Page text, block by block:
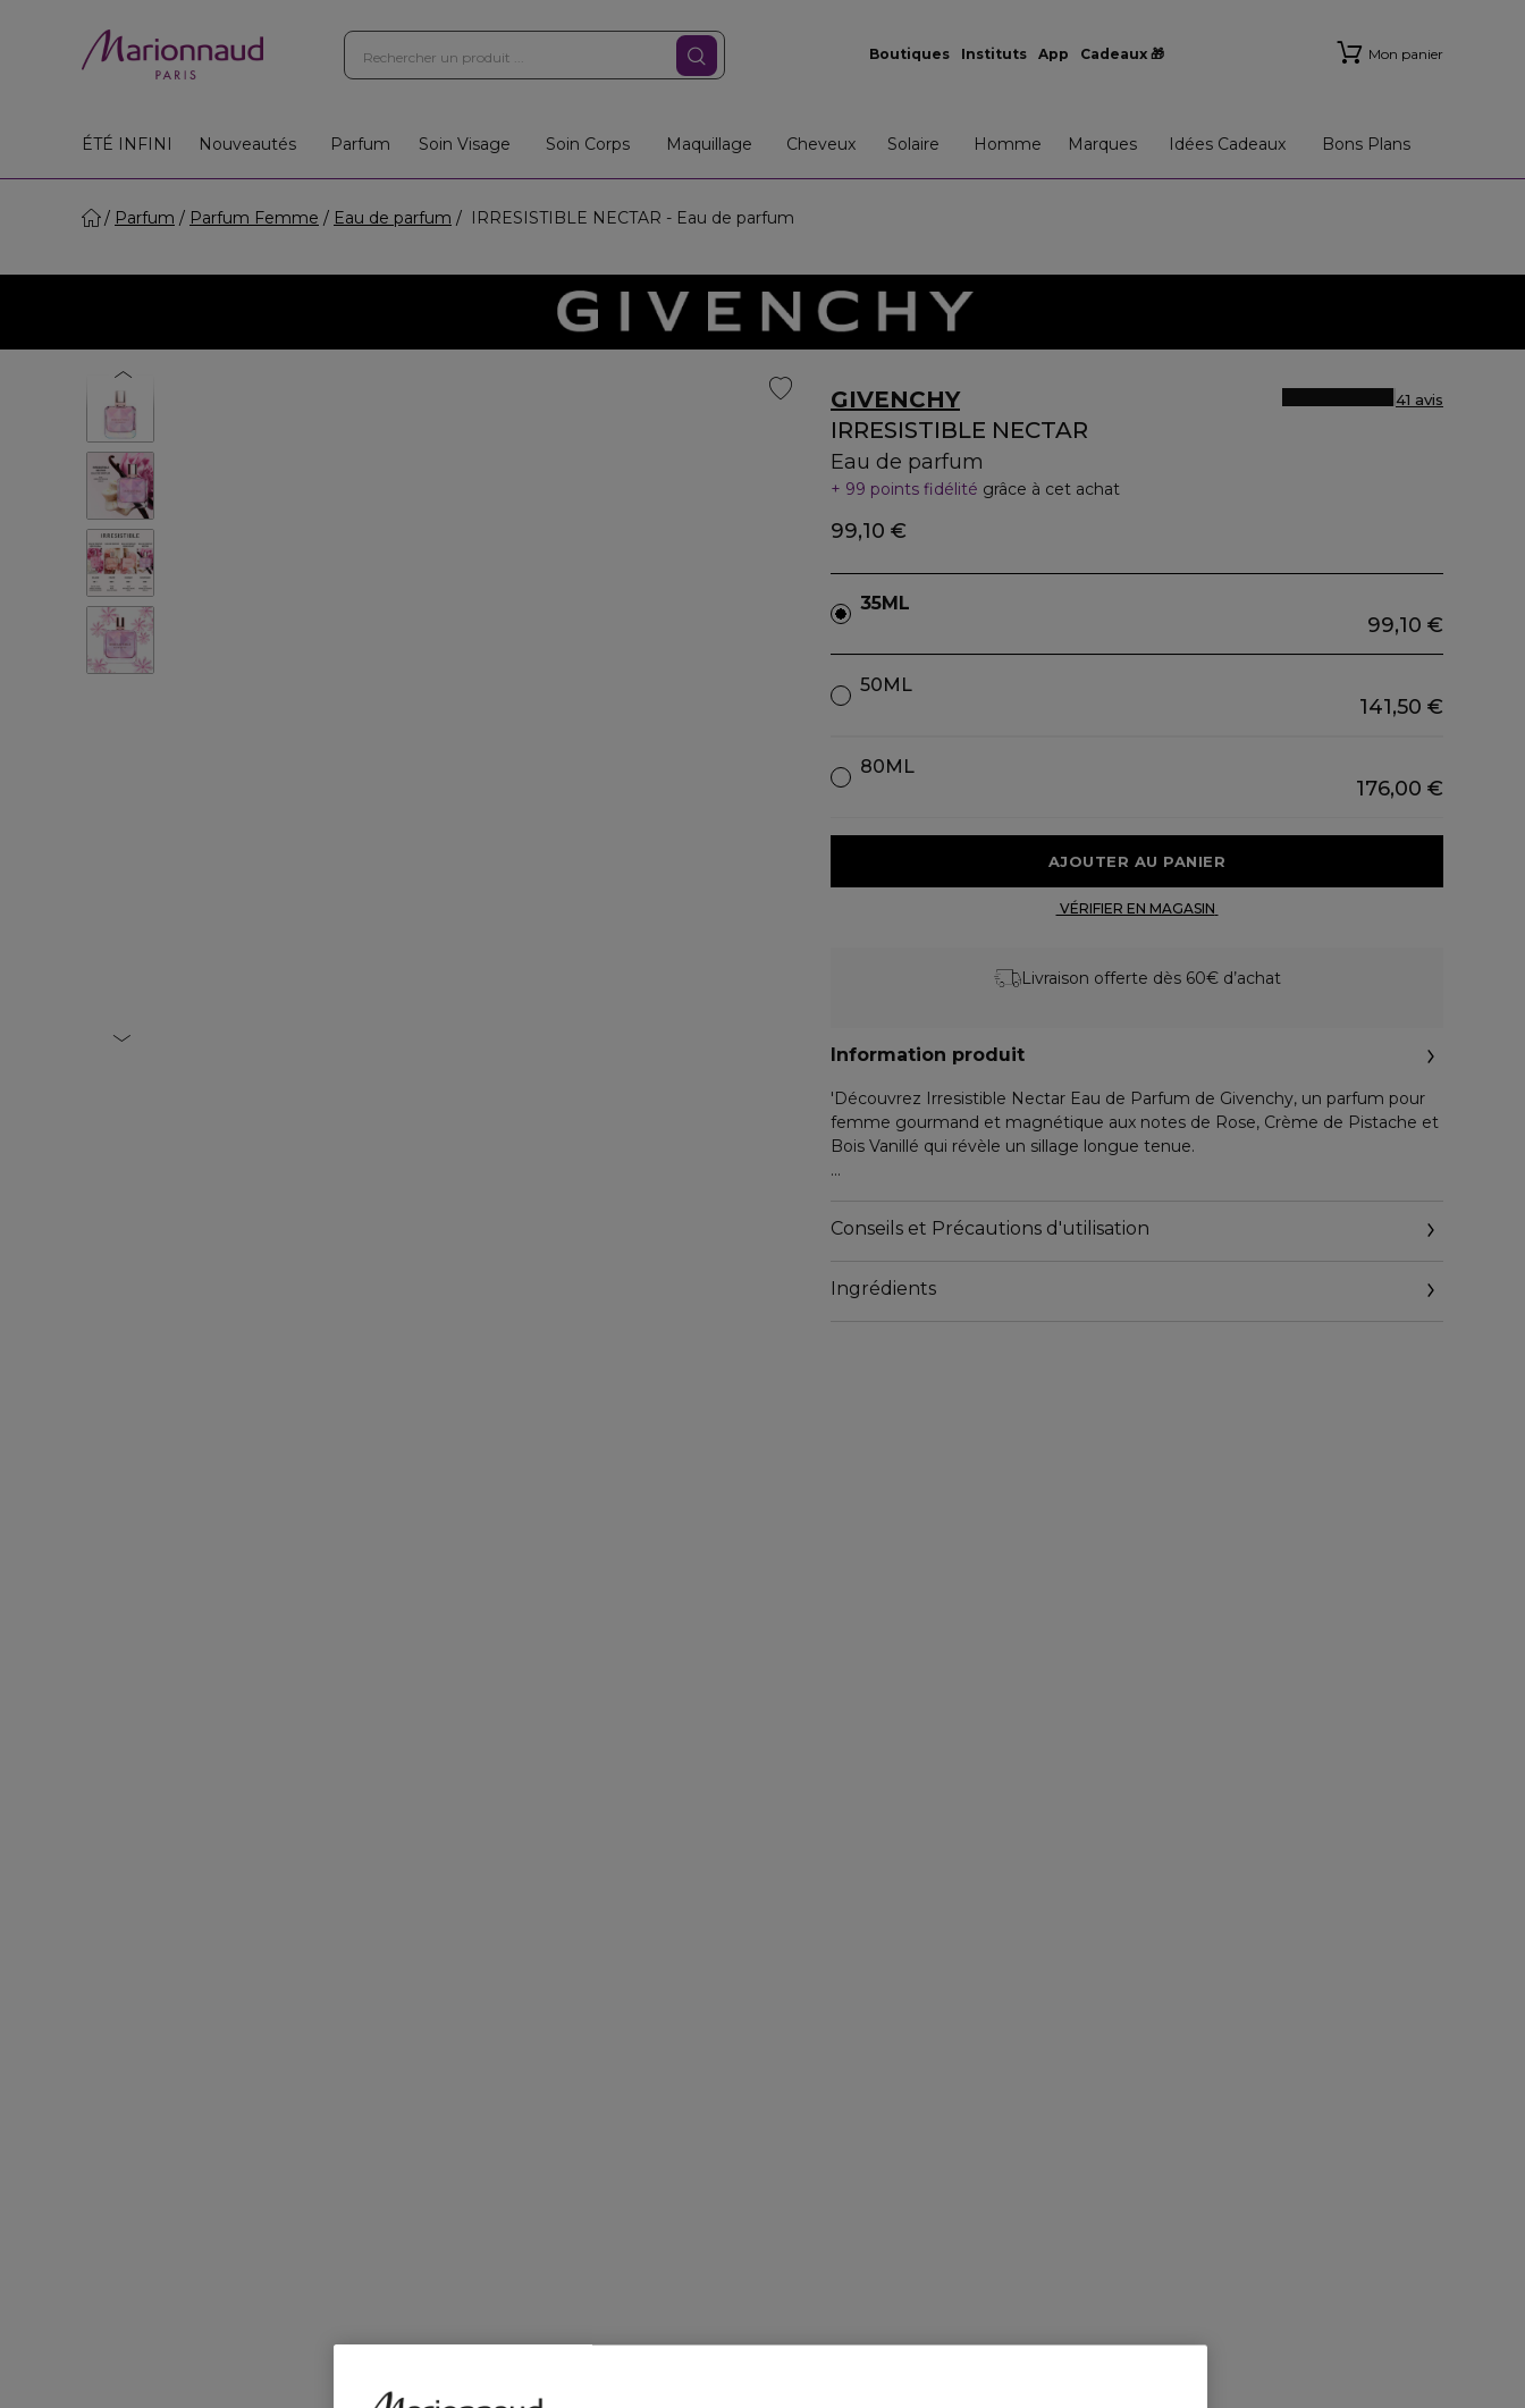
Boutiques Instituts App Cadeaux 🎁 Mon panier
ÉTÉ INFINI
Nouveautés Parfum Soin Visage Soin Corps Maquillage Cheveux Solaire Homme Marques Idées Cadeaux Bons Plans
Parfum Parfum Femme Eau de parfum IRRESISTIBLE NECTAR - Eau de parfum
GIVENCHY
IRRESISTIBLE NECTAR
Eau de parfum
41 avis
99 points fidélité grâce à cet achat
99,10 €
35ML
99,10 €
50ML
141,50 €
80ML
176,00 €
Livraison offerte dès 60€ d’achat
Information produit
'Découvrez Irresistible Nectar Eau de Parfum de Givenchy, un parfum pour
femme gourmand et magnétique aux notes de Rose, Crème de Pistache et
Bois Vanillé qui révèle un sillage longue tenue.
gourmande s'ouvre sur les notes fraîches de Néroli, sublimant la Rose au
coeur, signature d'Irresistible. L'accord onctueux de Crème de Pistache se
Conseils et Précautions d'utilisation
Ingrédients